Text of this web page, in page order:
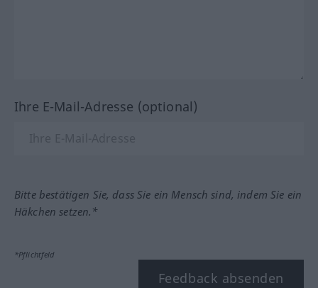
Ihre E-Mail-Adresse (optional)
Bitte bestätigen Sie, dass Sie ein Mensch sind, indem Sie ein
Häkchen setzen.*
*Pflichtfeld
Feedback absenden